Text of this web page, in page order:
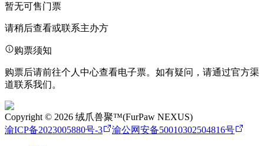
暂无可售门票
请稍后查看或联系主办方
购票须知
购票后请前往个人中心查看电子票。如有疑问，请通过官方渠
道联系我们。
Copyright © 2026 绒爪兽聚™(FurPaw NEXUS)
渝ICP备2023005880号-3
渝公网安备50010302504816号